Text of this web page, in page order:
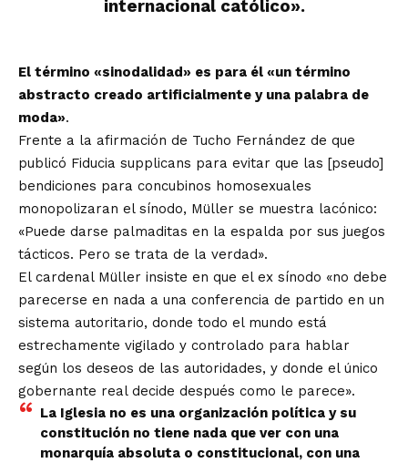
internacional católico».
El término «sinodalidad» es para él «un término
abstracto creado artificialmente y una palabra de
moda».
Frente a la afirmación de Tucho Fernández de que
publicó Fiducia supplicans para evitar que las [pseudo]
bendiciones para concubinos homosexuales
monopolizaran el sínodo, Müller se muestra lacónico:
«Puede darse palmaditas en la espalda por sus juegos
tácticos. Pero se trata de la verdad».
El cardenal Müller insiste en que el ex sínodo «no debe
parecerse en nada a una conferencia de partido en un
sistema autoritario, donde todo el mundo está
estrechamente vigilado y controlado para hablar
según los deseos de las autoridades, y donde el único
gobernante real decide después como le parece».
La Iglesia no es una organización política y su
constitución no tiene nada que ver con una
monarquía absoluta o constitucional, con una